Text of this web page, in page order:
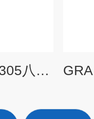
GRANITE VWIRE 305八通道动态振弦分析仪（扩展模块）